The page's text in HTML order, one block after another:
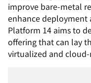
improve bare-metal
enhance deployment
Platform 14 aims to
offering that can lay
virtualized and